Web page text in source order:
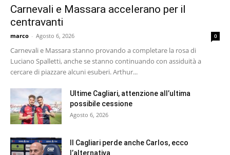
Carnevali e Massara accelerano per il
centravanti
marco - Agosto 6, 2026 0
Carnevali e Massara stanno provando a completare la rosa di
Luciano Spalletti, anche se stanno continuando con assiduità a
cercare di piazzare alcuni esuberi. Arthur...
Ultime Cagliari, attenzione all’ultima
possibile cessione
Agosto 6, 2026
Il Cagliari perde anche Carlos, ecco
l’alternativa